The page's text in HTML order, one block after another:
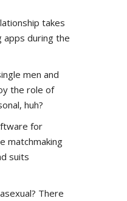
takes
apps during the
men and
the role of
huh?
for
matchmaking
suits
There